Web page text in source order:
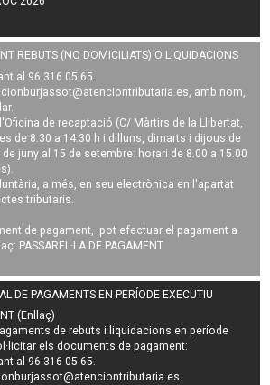
REBUTS (NO DOMICILIATS) O LIQUIDACIONS
al 96 316 05 65.
, amb nom,
de recaptació (C/ Màrtirs de la Llibertat,
de 8.30 a 14.30 h i dilluns, dimarts i dijous de
juny al 15 de setembre: horari de 8.00 a 15.00
a més, en seu electrònica en l'apartat
tributaris.
de pagament, pot efectuar el pagament a
PASSAREL·LA DE PAGAMENT
DE PAGAMENTS EN PERÍODE EXECUTIU
(Enllaç)
derebuts i liquidacions en període
els documents de pagament:
al 96 316 05 65.
.